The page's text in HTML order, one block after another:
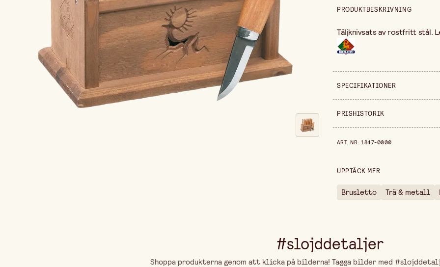
PRODUKTBESKRIVNING
Täljknivsats av rostfritt stål.
SPECIFIKATIONER
Säljs i
Förpackningsmängd
PRISHISTORIK
ART. NR:1847-0000
UPPTÄCK MER
Brusletto Trä & metall
#slojddetaljer
Shoppa produkterna genom att klicka på bilderna! Tagga bilder med